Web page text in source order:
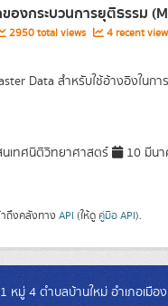
องกระบวนการยุติธรรม
2950 total views 4 recent
Data สำหรับใช้อ้างอิงในก
เทศนิติวิทยาศาสตร์ 10 มีนา
ถึงคลังทาง API (ให้ดู คู่มือ API).
หมู่ 4 ตำบลบ้านใหม่ อำเภอเมื